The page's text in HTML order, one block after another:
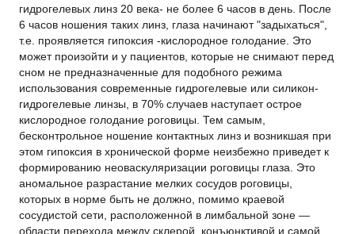
гидрогелевых линз 20 века- не более 6 часов в день. После
6 часов ношения таких линз, глаза начинают "задыхаться",
т.е. проявляется гипоксия -кислородное голодание. Это
может произойти и у пациентов, которые не снимают перед
сном не предназначенные для подобного режима
использования современные гидрогелевые или силикон-
гидрогелевые линзы, в 70% случаев наступает острое
кислородное голодание роговицы. Тем самым,
бесконтрольное ношение контактных линз и возникшая при
этом гипоксия в хронической форме неизбежно приведет к
формированию неоваскуляризации роговицы глаза. Это
аномальное разрастание мелких сосудов роговицы,
которых в норме быть не должно, помимо краевой
сосудистой сети, расположенной в лимбальной зоне —
области перехода между склерой, конъюнктивой и самой